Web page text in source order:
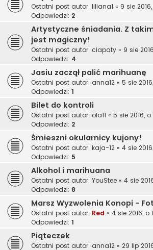
Ostatni post autor: liliana1 « 9 sie 2016,
Odpowiedzi: 2
Artystyczne śniadania. Z
jest magiczny!
Ostatni post autor: ciapaty « 9 sie
Odpowiedzi: 4
Jasiu zaczął palić marihuanę
Ostatni post autor: anna12 « 5 sie
Odpowiedzi: 1
Bilet do kontroli
Ostatni post autor: ola11 « 5 sie 2016, o
Odpowiedzi: 2
Śmieszni okularnicy kujony!
Ostatni post autor: kaja-12 « 4 sie
Odpowiedzi: 5
Alkohol i marihuana
Ostatni post autor: YouStee « 4 sie
Odpowiedzi: 8
Marsz Wyzwolenia Konopi -
Ostatni post autor: Red « 4 sie 2016, o
Odpowiedzi: 1
Piąteczek
Ostatni post autor: anna12 « 29 lip